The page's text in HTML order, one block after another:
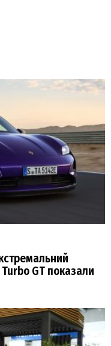
GT показали